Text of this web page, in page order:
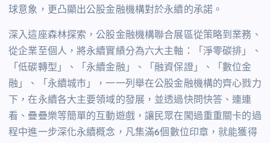
球意象，更凸顯出公股金融機構對於永續的承諾。
深入這座森林探索，公股金融機構聯合展區從策略到業務、
從企業至個人，將永續實績分為六大主軸：「淨零碳排」、
「低碳轉型」、「永續金融」、「融資保證」、「數位金
融」、「永續城市」，一一列舉在公股金融機構的齊心戮力
下，在永續各大主要領域的發展，並透過快問快答、連連
看、疊疊樂等簡單的互動遊戲，讓民眾在闖過重重關卡的過
程中進一步深化永續概念，凡集滿6個數位印章，就能獲得